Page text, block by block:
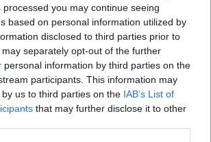
you may continue seeing
based on personal information utilized by
disclosed to third parties prior to
separately opt-out of the further
personal information by third parties on the
participants. This information may
us to third parties on the IAB’s List of
that may further disclose it to other
és a lengyel művelődési miniszter
- meghívásra - majd a magyar
A Németh-kormány óvatosan, de
arra, hogy az országot az európai
felé vigye. Még élt a Varsói
csapatok még Magyarországon voltak,
beadta csatalakozási kérelmét az Európa